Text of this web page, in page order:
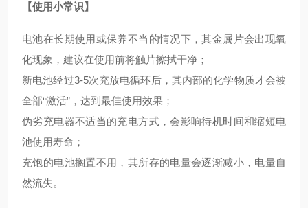
【使用小常识】
电池在长期使用或保养不当的情况下，其金属片会出现氧
化现象，建议在使用前将触片擦拭干净；
新电池经过3-5次充放电循环后，其内部的化学物质才会被
全部“激活”，达到最佳使用效果；
伪劣充电器不适当的充电方式，会影响待机时间和缩短电
池使用寿命；
充饱的电池搁置不用，其所存的电量会逐渐减小，电量自
然流失。